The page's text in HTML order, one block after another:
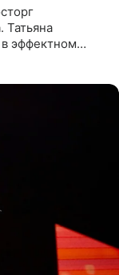
Татьяна
эффектном